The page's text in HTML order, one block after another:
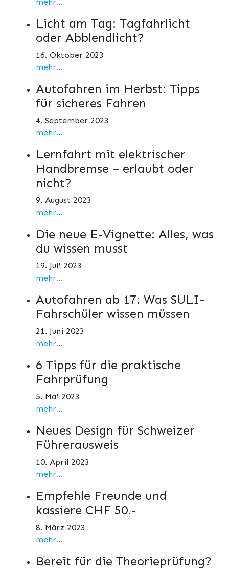
Licht am Tag: Tagfahrlicht
oder Abblendlicht?
16. Oktober 2023
mehr...
Autofahren im Herbst: Tipps
für sicheres Fahren
4. September 2023
mehr...
Lernfahrt mit elektrischer
Handbremse – erlaubt oder
nicht?
9. August 2023
mehr...
Die neue E-Vignette: Alles, was
du wissen musst
19. Juli 2023
mehr...
Autofahren ab 17: Was SULI-
Fahrschüler wissen müssen
21. Juni 2023
mehr...
6 Tipps für die praktische
Fahrprüfung
5. Mai 2023
mehr...
Neues Design für Schweizer
Führerausweis
10. April 2023
mehr...
Empfehle Freunde und
kassiere CHF 50.-
8. März 2023
mehr...
Bereit für die Theorieprüfung?